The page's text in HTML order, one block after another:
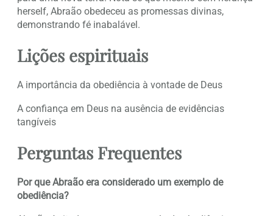
herself, Abraão obedeceu as promessas divinas,
demonstrando fé inabalável.
Lições espirituais
A importância da obediência à vontade de Deus
A confiança em Deus na ausência de evidências
tangíveis
Perguntas Frequentes
Por que Abraão era considerado um exemplo de
obediência?